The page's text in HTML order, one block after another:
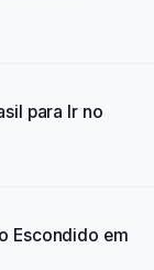
para Ir no
Escondido em